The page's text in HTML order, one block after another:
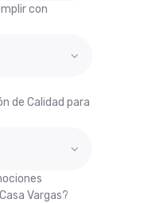
con
de Calidad para
Vargas?